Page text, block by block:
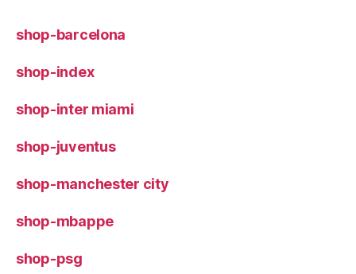
shop-barcelona
shop-index
shop-inter miami
shop-juventus
shop-manchester city
shop-mbappe
shop-psg